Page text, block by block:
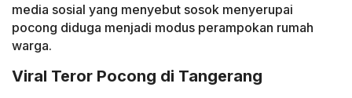
media sosial yang menyebut sosok menyerupai
pocong diduga menjadi modus perampokan rumah
warga.
Viral Teror Pocong di Tangerang